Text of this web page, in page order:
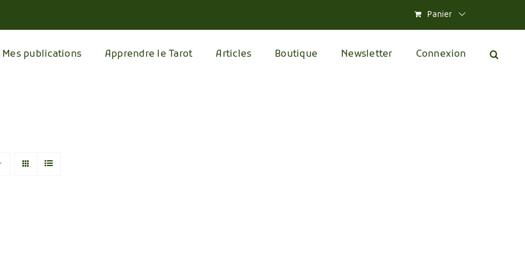
Panier
Mes publications Apprendre le Tarot Articles Boutique Newsletter Connexion